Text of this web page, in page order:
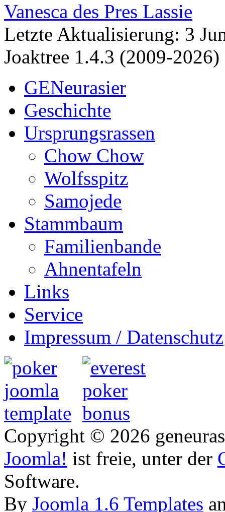
Vanesca des Pres Lassie
Letzte Aktualisierung: 3
Joaktree 1.4.3 (2009-2026)
GENeurasier
Geschichte
Ursprungsrassen
Chow Chow
Wolfsspitz
Samojede
Stammbaum
Familienbande
Ahnentafeln
Links
Service
Impressum / Datenschutz
Copyright © 2026
Joomla! ist freie, unter der
Software.
By Joomla 1.6 Templates